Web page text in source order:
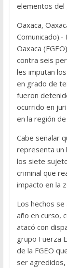
elementos del
Oaxaca,
Comunicado).-
Oaxaca
contra seis
les imputan
en grado de
fueron
ocurrido en
en la región
Cabe señalar
representa un
los siete
criminal que
impacto en la
Los hechos
año en curso,
atacó con
grupo Fuerza
de la FGEO
ser